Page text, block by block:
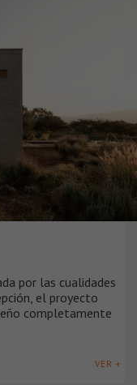
por las cualidades
el proyecto
completamente
VER +